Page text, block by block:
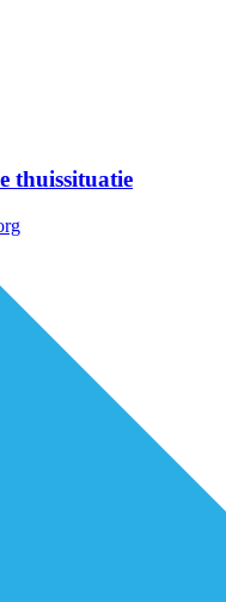
thuissituatie